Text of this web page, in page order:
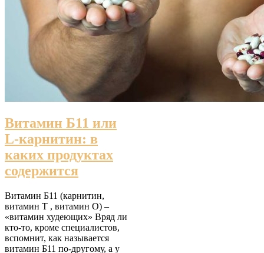
Витамин Б11 или
L-карнитин: в
каких продуктах
содержится
Витамин Б11 (карнитин,
витамин T , витамин О) –
«витамин худеющих» Вряд ли
кто-то, кроме специалистов,
вспомнит, как называется
витамин Б11 по-другому, а у